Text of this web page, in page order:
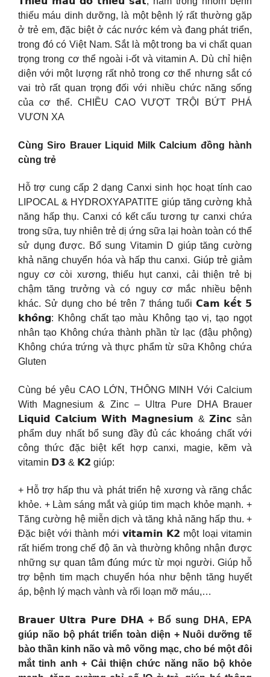
thiếu máu dinh dưỡng, là một bệnh lý rất thường gặp
ở trẻ em, đặc biệt ở các nước kém và đang phát triển,
trong đó có Việt Nam. Sắt là một trong ba vi chất quan
trọng trong cơ thể ngoài i-ốt và vitamin A. Dù chỉ hiện
diện với một lượng rất nhỏ trong cơ thể nhưng sắt có
vai trò rất quan trọng đối với nhiều chức năng sống
của cơ thể. CHIỀU CAO VƯỢT TRỘI BỨT PHÁ
VƯƠN XA
Cùng Siro Brauer Liquid Milk Calcium đồng hành
cùng trẻ
Hỗ trợ cung cấp 2 dạng Canxi sinh học hoạt tính cao
LIPOCAL & HYDROXYAPATITE giúp tăng cường khả
năng hấp thụ. Canxi có kết cấu tương tự canxi chứa
trong sữa, tuy nhiên trẻ dị ứng sữa lại hoàn toàn có thể
sử dụng được. Bổ sung Vitamin D giúp tăng cường
khả năng chuyển hóa và hấp thu canxi. Giúp trẻ giảm
nguy cơ còi xương, thiếu hụt canxi, cải thiện trẻ bị
chậm tăng trưởng và có nguy cơ mắc nhiều bệnh
khác. Sử dụng cho bé trên 7 tháng tuổi 𝗖𝗮𝗺 𝗸𝗲̂́𝘁 𝟱
𝗸𝗵𝗼̂𝗻𝗴: Không chất tạo màu Không tạo vị, tạo ngọt
nhân tạo Không chứa thành phần từ lạc (đậu phộng)
Không chứa trứng và thực phẩm từ sữa Không chứa
Gluten
Cùng bé yêu CAO LỚN, THÔNG MINH Với Calcium
With Magnesium & Zinc – Ultra Pure DHA Brauer
𝗟𝗶𝗾𝘂𝗶𝗱 𝗖𝗮𝗹𝗰𝗶𝘂𝗺 𝗪𝗶𝘁𝗵 𝗠𝗮𝗴𝗻𝗲𝘀𝗶𝘂𝗺 & 𝗭𝗶𝗻𝗰 sản
phẩm duy nhất bổ sung đầy đủ các khoáng chất với
công thức đặc biệt kết hợp canxi, magie, kẽm và
vitamin 𝗗𝟯 & 𝗞𝟮 giúp:
+ Hỗ trợ hấp thu và phát triển hệ xương và răng chắc
khỏe. + Làm sáng mắt và giúp tim mạch khỏe mạnh. +
Tăng cường hệ miễn dịch và tăng khả năng hấp thu. +
Đặc biệt với thành mới 𝘃𝗶𝘁𝗮𝗺𝗶𝗻 𝗞𝟮 một loại vitamin
rất hiếm trong chế độ ăn và thường không nhận được
những sự quan tâm đúng mức từ mọi người. Giúp hỗ
trợ bệnh tim mạch chuyển hóa như bệnh tăng huyết
áp, bệnh lý mạch vành và rối loạn mỡ máu,…
𝗕𝗿𝗮𝘂𝗲𝗿 𝗨𝗹𝘁𝗿𝗮 𝗣𝘂𝗿𝗲 𝗗𝗛𝗔 + Bổ sung DHA, EPA
giúp não bộ phát triển toàn diện + Nuôi dưỡng tế
bào thần kinh não và mô võng mạc, cho bé một đôi
mắt tinh anh + Cải thiện chức năng não bộ khỏe